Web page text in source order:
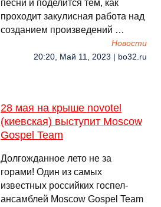
песни и поделится тем, как
проходит закулисная работа над
созданием произведений …
Новости
20:20, Май 11, 2023 | bo32.ru
28 мая на крыше novotel
(киевская) выступит Moscow
Gospel Team
Долгожданное лето не за
горами! Один из самых
известных российких госпел-
ансамблей Moscow Gospel Team